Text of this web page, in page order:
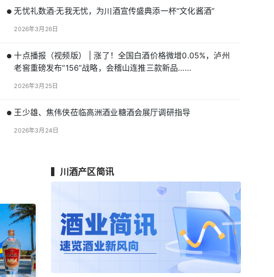
无忧礼数酒·无我无忧，为川酒宣传盛典添一杯“文化酱酒”
2026年3月26日
十点播报（视频版） | 涨了！全国白酒价格微增0.05%，泸州
老窖重磅发布“156”战略，会稽山连推三款新品……
2026年3月25日
王少雄、焦伟侠莅临高洲酒业糖酒会展厅调研指导
2026年3月24日
川酒产区简讯